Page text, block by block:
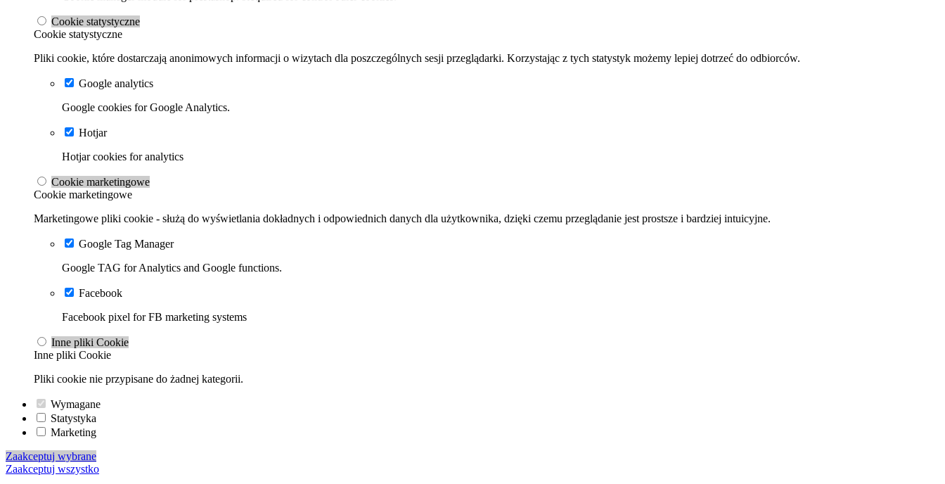
Cookie statystyczne
Cookie statystyczne
Pliki cookie, które dostarczają anonimowych informacji o wizytach dla poszczególnych sesji przeglądarki. Korzystając z tych statystyk możemy lepiej dotrzeć do odbiorców.
Google analytics
Google cookies for Google Analytics.
Hotjar
Hotjar cookies for analytics
Cookie marketingowe
Cookie marketingowe
Marketingowe pliki cookie - służą do wyświetlania dokładnych i odpowiednich danych dla użytkownika, dzięki czemu przeglądanie jest prostsze i bardziej intuicyjne.
Google Tag Manager
Google TAG for Analytics and Google functions.
Facebook
Facebook pixel for FB marketing systems
Inne pliki Cookie
Inne pliki Cookie
Pliki cookie nie przypisane do żadnej kategorii.
Wymagane
Statystyka
Marketing
Zaakceptuj wybrane
Zaakceptuj wszystko